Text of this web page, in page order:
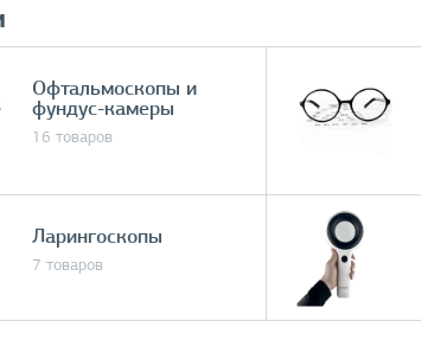
Офтальмоскопы и
фундус-камеры
16 товаров
Ларингоскопы
7 товаров